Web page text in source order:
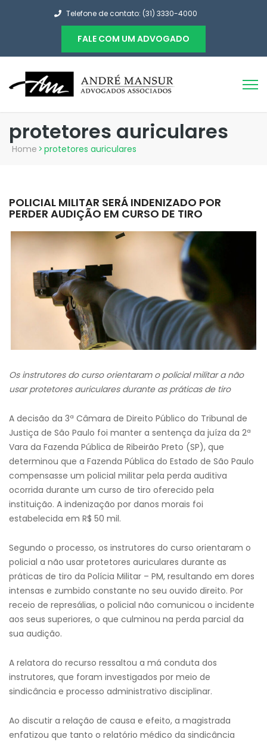
Telefone de contato: (31) 3330-4000
FALE COM UM ADVOGADO
protetores auriculares
Home > protetores auriculares
POLICIAL MILITAR SERÁ INDENIZADO POR
PERDER AUDIÇÃO EM CURSO DE TIRO
Os instrutores do curso orientaram o policial militar a não
usar protetores auriculares durante as práticas de tiro
A decisão da 3ª Câmara de Direito Público do Tribunal de
Justiça de São Paulo foi manter a sentença da juíza da 2ª
Vara da Fazenda Pública de Ribeirão Preto (SP), que
determinou que a Fazenda Pública do Estado de São Paulo
compensasse um policial militar pela perda auditiva
ocorrida durante um curso de tiro oferecido pela
instituição. A indenização por danos morais foi
estabelecida em R$ 50 mil.
Segundo o processo, os instrutores do curso orientaram o
policial a não usar protetores auriculares durante as
práticas de tiro da Polícia Militar – PM, resultando em dores
intensas e zumbido constante no seu ouvido direito. Por
receio de represálias, o policial não comunicou o incidente
aos seus superiores, o que culminou na perda parcial da
sua audição.
A relatora do recurso ressaltou a má conduta dos
instrutores, que foram investigados por meio de
sindicância e processo administrativo disciplinar.
Ao discutir a relação de causa e efeito, a magistrada
enfatizou que tanto o relatório médico da sindicância